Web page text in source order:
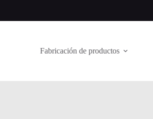
Fabricación de productos